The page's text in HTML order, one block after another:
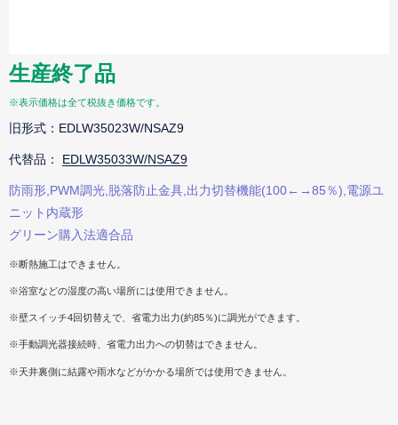
生産終了品
※表示価格は全て税抜き価格です。
旧形式：EDLW35023W/NSAZ9
代替品： EDLW35033W/NSAZ9
防雨形,PWM調光,脱落防止金具,出力切替機能(100←→85％),電源ユ
ニット内蔵形
グリーン購入法適合品
※断熱施工はできません。
※浴室などの湿度の高い場所には使用できません。
※壁スイッチ4回切替えで、省電力出力(約85％)に調光ができます。
※手動調光器接続時、省電力出力への切替はできません。
※天井裏側に結露や雨水などがかかる場所では使用できません。